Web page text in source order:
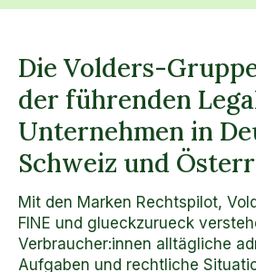
Die Volders-
der führenden
Unternehmen in
Schweiz und
Mit den Marken Rechtspilot,
FINE und glueckzurueck
Verbraucher:innen alltägliche
Aufgaben und rechtliche